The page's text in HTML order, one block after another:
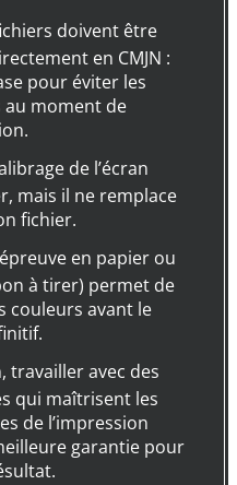
doivent être
en CMJN :
pour éviter les
moment de
de l’écran
mais il ne remplace
fichier.
en papier ou
à tirer) permet de
couleurs avant le
travailler avec des
qui maîtrisent les
de l’impression
garantie pour